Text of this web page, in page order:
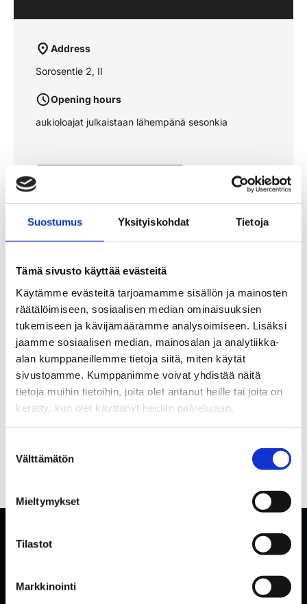
Suostumus Yksityiskohdat Tietoja
Tämä sivusto käyttää evästeitä
Käytämme evästeitä tarjoamamme sisällön ja mainosten
räätälöimiseen, sosiaalisen median ominaisuuksien
tukemiseen ja kävijämäärämme analysoimiseen. Lisäksi
jaamme sosiaalisen median, mainosalan ja analytiikka-
alan kumppaneillemme tietoja siitä, miten käytät
sivustoamme. Kumppanimme voivat yhdistää näitä
tietoja muihin tietoihin, joita olet antanut heille tai joita on
kerätty, kun olet käyttänyt heidän palvelujaan.
valinta
Välttämätön
Mieltymykset
Tilastot
Markkinointi
Address
Sorosentie 2, II
Opening hours
aukioloajat julkaistaan lähempänä sesonkia